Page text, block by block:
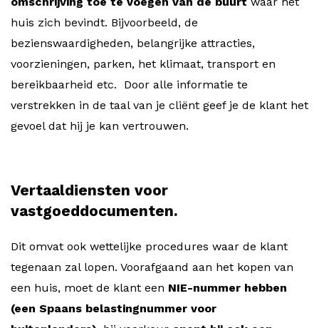
huis zich bevindt. Bijvoorbeeld, de
bezienswaardigheden, belangrijke attracties,
voorzieningen, parken, het klimaat, transport en
bereikbaarheid etc. Door alle informatie te
verstrekken in de taal van je cliënt geef je de klant het
gevoel dat hij je kan vertrouwen.
Vertaaldiensten voor
vastgoeddocumenten.
Dit omvat ook wettelijke procedures waar de klant
tegenaan zal lopen. Voorafgaand aan het kopen van
een huis, moet de klant een NIE-nummer hebben
(een Spaans belastingnummer voor